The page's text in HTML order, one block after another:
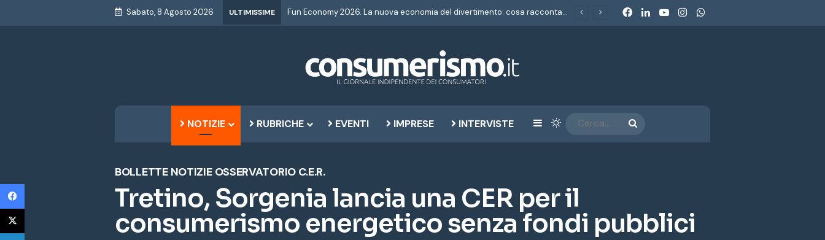
Sabato, 8 Agosto 2026 ULTIMISSIME Dolomiti SuperSki: l’Antitrust chiude con impegni da 50 milioni. Consumerismo: «Un metodo nuovo per un consumerismo che non si accontenta più dei comunicati» FacebookLinkedInYou TubeInstagram
NOTIZIE RUBRICHE EVENTI IMPRESE INTERVISTE Barra laterale
Cambia aspetto CERCA...
BOLLETTE NOTIZIE OSSERVATORIO C.E.R.
Tretino, Sorgenia lancia una CER per il
consumerismo energetico senza fondi pubblici